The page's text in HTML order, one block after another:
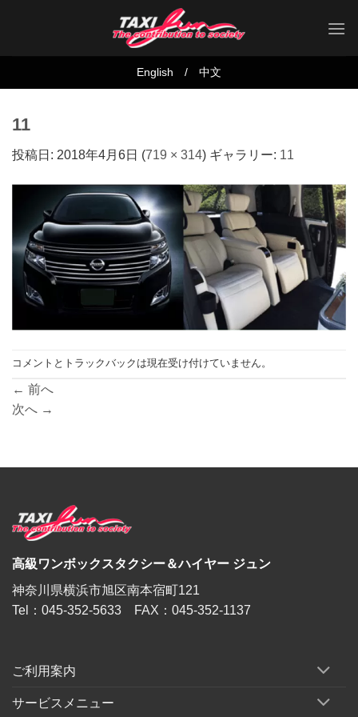
English / 中文
11
投稿日: 2018年4月6日 (719 × 314) ギャラリー: 11
コメントとトラックバックは現在受け付けていません。
← 前へ
次へ →
高級ワンボックスタクシー＆ハイヤー ジュン
神奈川県横浜市旭区南本宿町121
Tel：045-352-5633 FAX：045-352-1137
ご利用案内
サービスメニュー